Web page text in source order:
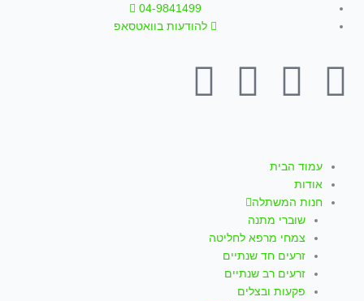
דילוג
לתוכן
04-9841499
להודעות בוואטסאפ
F
c
e
b
o
Y
u
t
u
b
I
t
a
g
W
עמוד הבית
אודות
חנות המשתלה
שוברי מתנה
צמחי מרפא לחליטה
זרעים חד שנתיים
זרעים רב שנתיים
פקעות ובצלים